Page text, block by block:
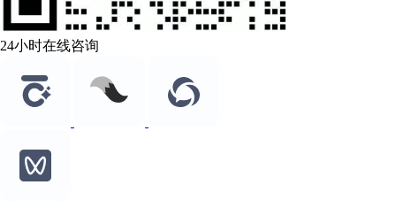
24小时在线咨询